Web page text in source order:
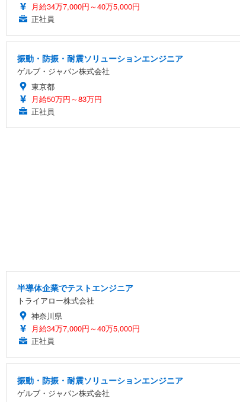
月給34万7,000円～40万5,000円
正社員
振動・防振・耐震ソリューションエンジニア
ゲルブ・ジャパン株式会社
東京都
月給50万円～83万円
正社員
半導体企業でテストエンジニア
トライアロー株式会社
神奈川県
月給34万7,000円～40万5,000円
正社員
振動・防振・耐震ソリューションエンジニア
ゲルブ・ジャパン株式会社